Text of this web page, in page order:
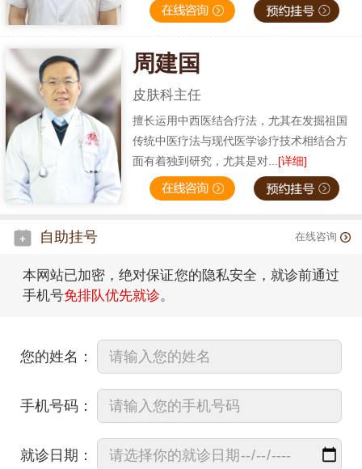
周建国
皮肤科主任
擅长运用中西医结合疗法，尤其在发掘祖国
传统中医疗法与现代医学诊疗技术相结合方
面有着独到研究，尤其是对...[详细]
自助挂号 在线咨询
本网站已加密，绝对保证您的隐私安全，就诊前通过
手机号免排队优先就诊。
您的姓名：
手机号码：
就诊日期：